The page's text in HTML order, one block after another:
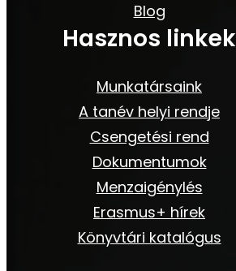
Blog
Hasznos linkek
Munkatársaink
A tanév helyi rendje
Csengetési rend
Dokumentumok
Menzaigénylés
Erasmus+ hírek
Könyvtári katalógus